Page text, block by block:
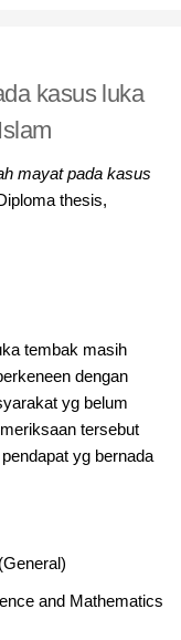
kasus luka
mayat pada kasus
thesis,
tembak masih
dengan
yg belum
tersebut
yg bernada
and Mathematics